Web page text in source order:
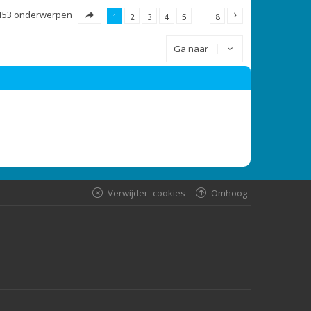
onderwerpen 1 2 3 4 5 … 8
Ga naar
Omhoog
Verwijder cookies